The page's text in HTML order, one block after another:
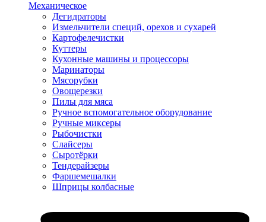
Механическое
Дегидраторы
Измельчители специй, орехов и сухарей
Картофелечистки
Куттеры
Кухонные машины и процессоры
Маринаторы
Мясорубки
Овощерезки
Пилы для мяса
Ручное вспомогательное оборудование
Ручные миксеры
Рыбочистки
Слайсеры
Сыротёрки
Тендерайзеры
Фаршемешалки
Шприцы колбасные